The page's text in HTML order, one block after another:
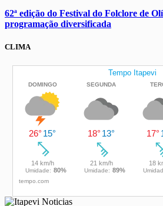
62ª edição do Festival do Folclore de
programação diversificada
CLIMA